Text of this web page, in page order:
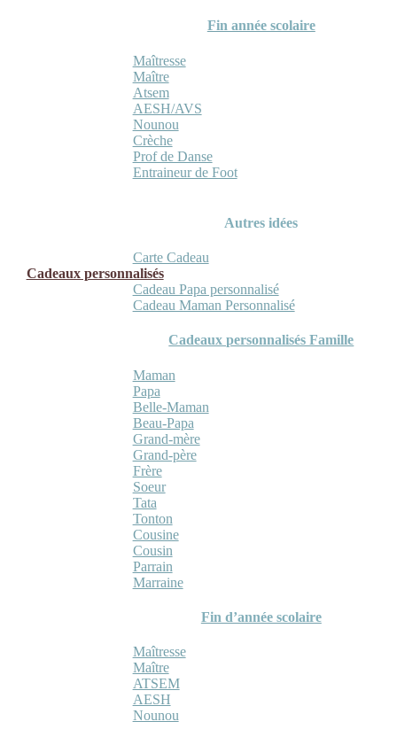
Fin année scolaire
Maîtresse
Maître
Atsem
AESH/AVS
Nounou
Crèche
Prof de Danse
Entraineur de Foot
Autres idées
Carte Cadeau
Cadeaux personnalisés
Cadeau Papa personnalisé
Cadeau Maman Personnalisé
Cadeaux personnalisés Famille
Maman
Papa
Belle-Maman
Beau-Papa
Grand-mère
Grand-père
Frère
Soeur
Tata
Tonton
Cousine
Cousin
Parrain
Marraine
Fin d’année scolaire
Maîtresse
Maître
ATSEM
AESH
Nounou